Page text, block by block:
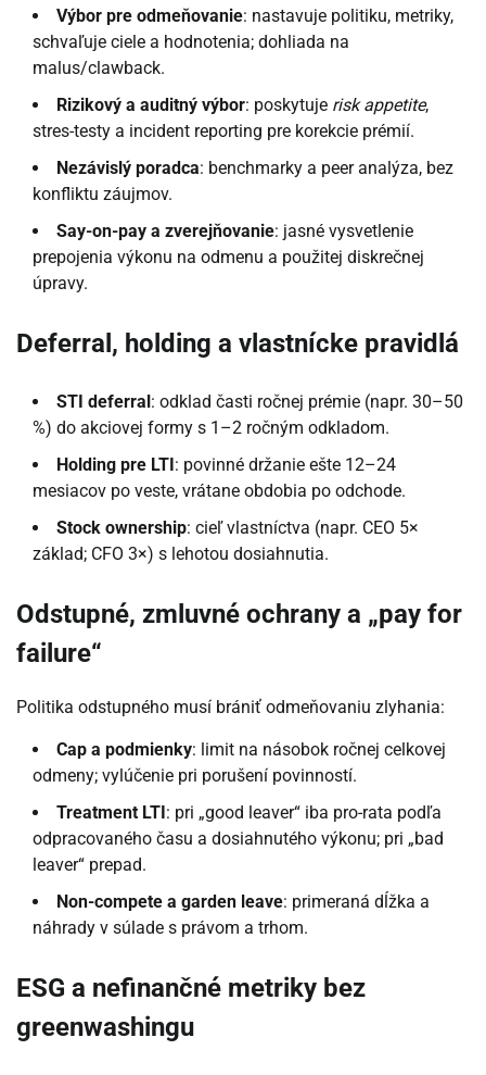
Výbor pre odmeňovanie: nastavuje politiku, metriky,
schvaľuje ciele a hodnotenia; dohliada na
malus/clawback.
Rizikový a auditný výbor: poskytuje risk appetite,
stres-testy a incident reporting pre korekcie prémií.
Nezávislý poradca: benchmarky a peer analýza, bez
konfliktu záujmov.
Say-on-pay a zverejňovanie: jasné vysvetlenie
prepojenia výkonu na odmenu a použitej diskrečnej
úpravy.
Deferral, holding a vlastnícke pravidlá
STI deferral : odklad časti ročnej prémie (napr. 30–50
%) do akciovej formy s 1–2 ročným odkladom.
Holding pre LTI : povinné držanie ešte 12–24
mesiacov po veste, vrátane obdobia po odchode.
Stock ownership: cieľ vlastníctva (napr. CEO 5×
základ; CFO 3×) s lehotou dosiahnutia.
Odstupné, zmluvné ochrany a „pay for
failure“
Politika odstupného musí brániť odmeňovaniu zlyhania:
Cap a podmienky: limit na násobok ročnej celkovej
odmeny; vylúčenie pri porušení povinností.
Treatment LTI : pri „good leaver“ iba pro-rata podľa
odpracovaného času a dosiahnutého výkonu; pri „bad
leaver“ prepad.
Non-compete a garden leave: primeraná dĺžka a
náhrady v súlade s právom a trhom.
ESG a nefinančné metriky bez
greenwashingu